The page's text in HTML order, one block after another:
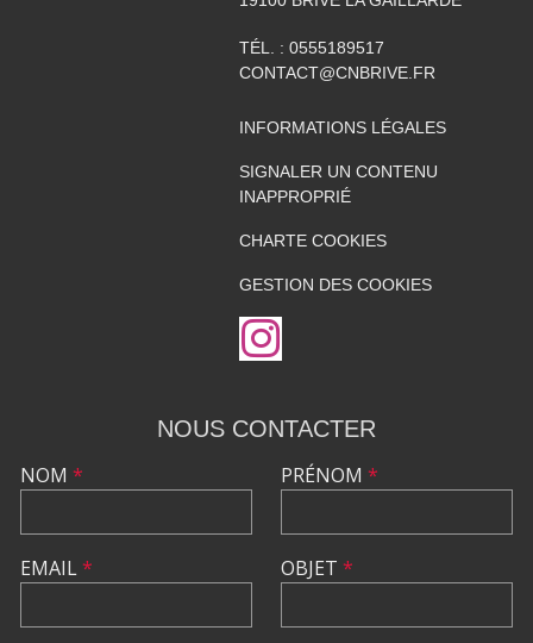
TÉL. : 0555189517
CONTACT@CNBRIVE.FR
INFORMATIONS LÉGALES
SIGNALER UN CONTENU
INAPPROPRIÉ
CHARTE COOKIES
GESTION DES COOKIES
NOUS CONTACTER
NOM *
EMAIL*
PRÉNOM *
OBJET *